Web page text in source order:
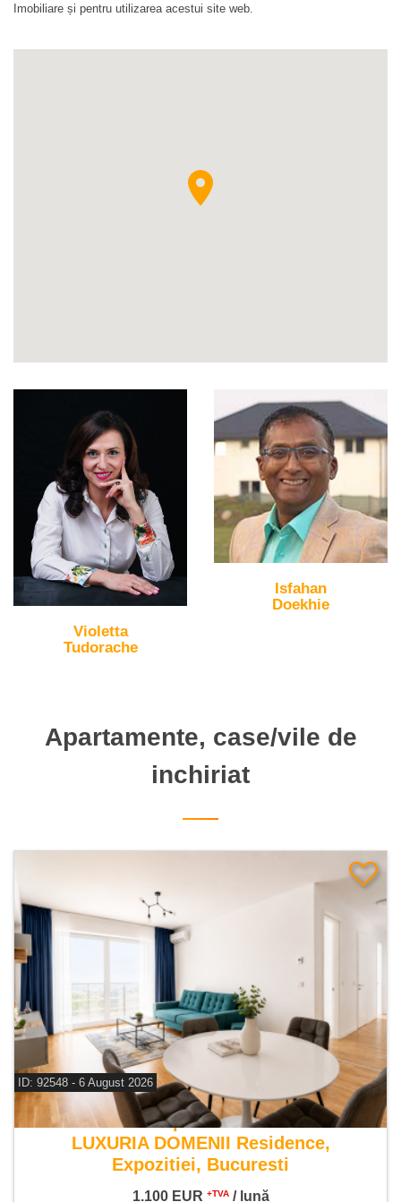
Imobiliare și pentru utilizarea acestui site web.
Violetta
Tudorache
Isfahan
Doekhie
Apartamente, case/vile de
inchiriat
ID: 92548 - 6 August 2026
De inchiriat apartament 3 camere
LUXURIA DOMENII Residence,
Expozitiei, Bucuresti
1.100 EUR +TVA/ lună